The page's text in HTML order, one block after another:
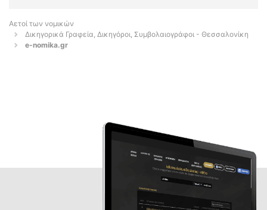
Αετοί των νομικών
Δικηγορικά Γραφεία, Δικηγόροι, Συμβολαιογράφοι - Θεσσαλονίκη
e-nomika.gr